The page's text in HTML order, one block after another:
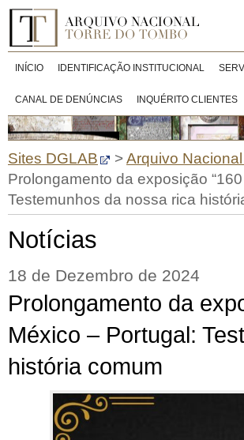
INÍCIO IDENTIFICAÇÃO INSTITUCIONAL
CANAL DE DENÚNCIAS INQUÉRITO CLIENTES
Sites DGLAB >Arquivo
Prolongamento da exposição
Testemunhos da nossa rica
Notícias
18 de Dezembro de 2024
Prolongamento da
México – Portugal:
história comum